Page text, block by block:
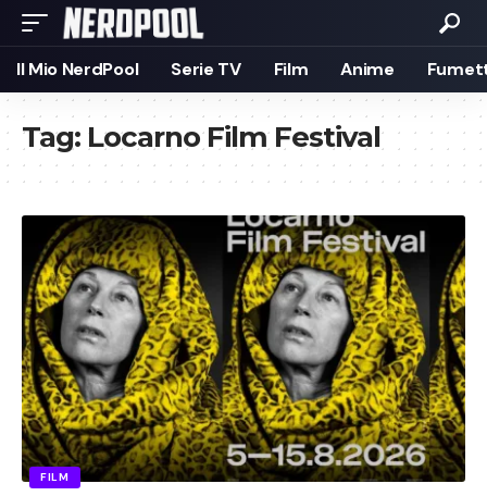
Il Mio NerdPool Serie TV Film Anime
Tag: Locarno Film Festival
FILM